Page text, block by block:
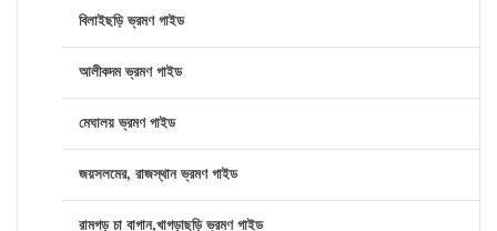
বিলাইছড়ি ভ্রমণ গাইড
আলীকদম ভ্রমণ গাইড
মেঘালয় ভ্রমণ গাইড
জয়সলমের, রাজস্থান ভ্রমণ গাইড
রামগড় চা বাগান,খাগড়াছড়ি ভ্রমণ গাইড